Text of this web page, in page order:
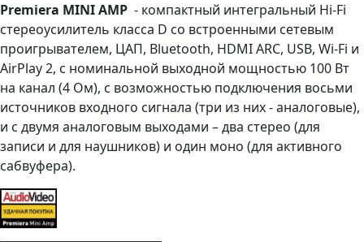
Premiera MINI AMP - компактный интегральный Hi-Fi
стереоусилитель класса D со встроенными сетевым
проигрывателем, ЦАП, Bluetooth, HDMI ARC, USB, Wi-Fi и
AirPlay 2, с номинальной выходной мощностью 100 Вт
на канал (4 Ом), с возможностью подключения восьми
источников входного сигнала (три из них - аналоговые),
и с двумя аналоговым выходами – два стерео (для
записи и для наушников) и один моно (для активного
сабвуфера).